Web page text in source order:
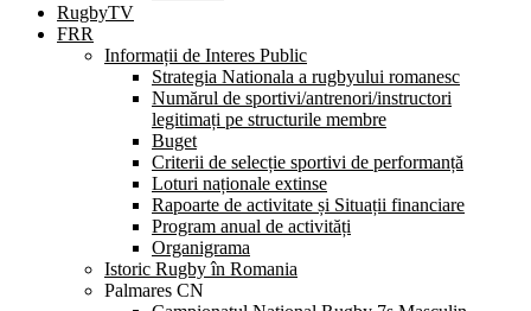
RugbyTV
FRR
Informații de Interes Public
Strategia Nationala a rugbyului romanesc
Numărul de sportivi/antrenori/instructori
legitimați pe structurile membre
Buget
Criterii de selecție sportivi de performanță
Loturi naționale extinse
Rapoarte de activitate și Situații financiare
Program anual de activități
Organigrama
Istoric Rugby în Romania
Palmares CN